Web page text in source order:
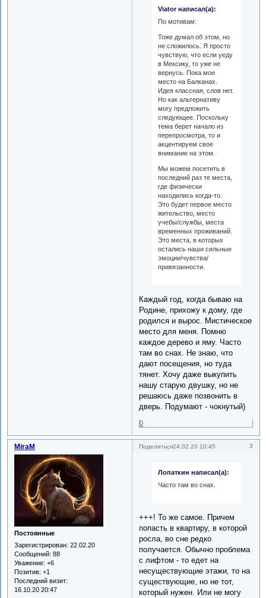
Viator написал(а):
По мотивам:
Тоже думал об этом, но
не сложилось. Я просто
чувствую, что если уеду
в Мексику, то уже не
вернусь. Пока мое
место на Балканах.
Идея классная, слов нет.
Но как альтернативу
могу предложить
следующее. Поскольку
тема берет начало из
перепросмотра, то и
акцентируем свое
внимание на этом.
Мы можем посетить в
последний раз те места,
где физически
находились когда-то.
Это будет первое место
жительство, место
учебы/службы, места
временных проживаний.
Это места, в которых
остались наши сильные
эмоции/чувства/
привязанности.
Каждый год, когда бываю на
Родине, прихожу к дому, где
родился и вырос. Мистическое
место для меня. Помню
каждое дерево и яму. Часто
там во снах. Не знаю, что
дают посещения, но туда
тянет. Хочу даже выкупить
нашу старую двушку, но не
решаюсь даже позвонить в
дверь. Подумают - чокнутый)
0
Поделиться 3
24.02.20 10:45
MiraM
Постоянные
Зарегистрирован: 22.02.20
Сообщений: 88
Уважение: +6
Позитив: +1
Последний визит:
16.10.20 20:47
Лопаткин написал(а):
Часто там во снах.
+++! То же самое. Причем
попасть в квартиру, в которой
росла, во сне редко
получается. Обычно проблема
с лифтом - то едет на
несуществующие этажи, то на
существующие, но не тот,
который нужен. Или не могу